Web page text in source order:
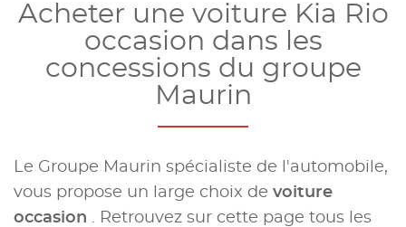
Acheter une voiture Kia Rio
occasion dans les
concessions du groupe
Maurin
Le Groupe Maurin spécialiste de l'automobile,
vous propose un large choix de voiture
occasion . Retrouvez sur cette page tous les